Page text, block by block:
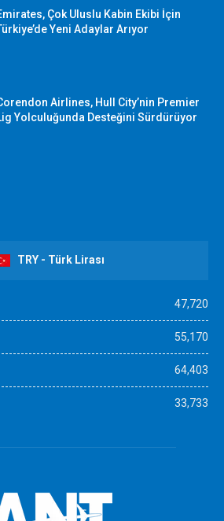
Çok Uluslu Kabin Ekibi İçin
Yeni Adaylar Arıyor
Airlines, Hull City’nin Premier
Yolculuğunda Desteğini Sürdürüyor
TRY - Türk Lirası
47,720
55,170
64,403
33,733